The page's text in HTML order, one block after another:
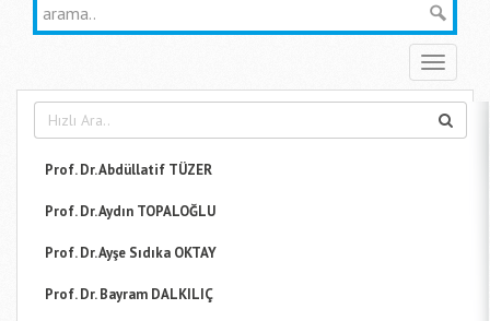
Toggle
Prof. Dr. Abdüllatif TÜZER
Prof. Dr. Aydın TOPALOĞLU
Prof. Dr. Ayşe Sıdıka OKTAY
Prof. Dr. Bayram DALKILIÇ